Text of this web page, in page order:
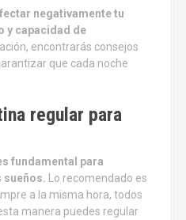
negativamente tu
y capacidad de
encontrarás consejos
que cada noche
regular para
fundamental para
sueños. Lo recomendado es
a la misma hora, todos
manera puedes regular